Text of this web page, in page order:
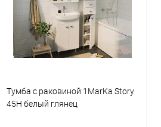
Купить в 1 клик Сравнение
В избранное Под заказ
Тумба с раковиной 1MarKa Story
45Н белый глянец